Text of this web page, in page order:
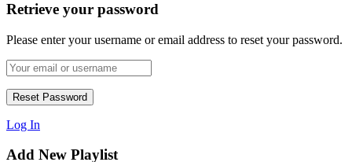
Retrieve your password
Please enter your username or email address to reset your password.
Log In
Add New Playlist